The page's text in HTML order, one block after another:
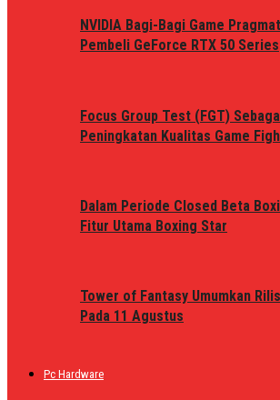
NVIDIA Bagi-Bagi Game
Pembeli GeForce RTX 50 Series
Focus Group Test (FGT)
Peningkatan Kualitas Game
Dalam Periode Closed Beta
Fitur Utama Boxing Star
Tower of Fantasy Umumkan
Pada 11 Agustus
Pc Hardware